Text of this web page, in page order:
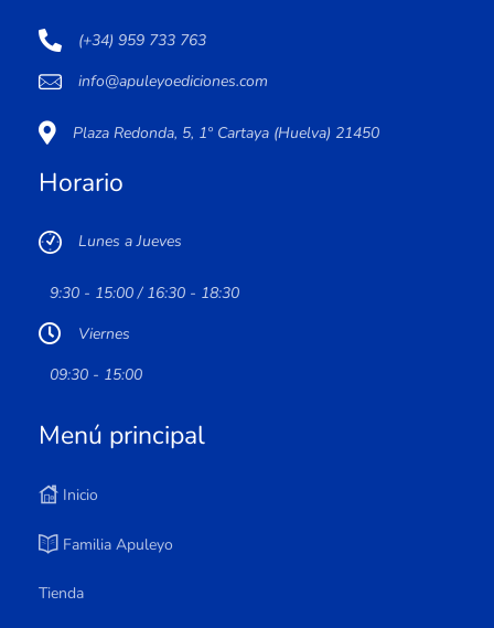
(+34) 959 733 763
info@apuleyoediciones.com
Plaza Redonda, 5, 1º Cartaya (Huelva) 21450
Horario
Lunes a Jueves
9:30 - 15:00 / 16:30 - 18:30
Viernes
09:30 - 15:00
Menú principal
Inicio
Familia Apuleyo
Tienda